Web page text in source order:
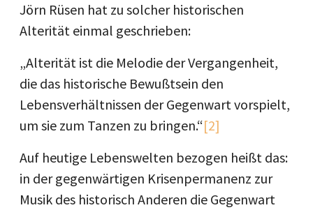
Jörn Rüsen hat zu solcher historischen
Alterität einmal geschrieben:
„Alterität ist die Melodie der Vergangenheit,
die das historische Bewußtsein den
Lebensverhältnissen der Gegenwart vorspielt,
um sie zum Tanzen zu bringen.“[2]
Auf heutige Lebenswelten bezogen heißt das:
in der gegenwärtigen Krisenpermanenz zur
Musik des historisch Anderen die Gegenwart